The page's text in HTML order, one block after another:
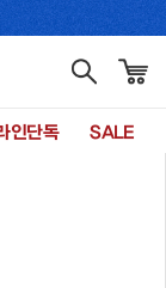
인단독 SALE